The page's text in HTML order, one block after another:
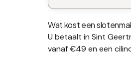
Wat kost een
U betaalt in Sint
vanaf €49 en een